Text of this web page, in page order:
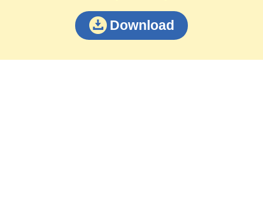
Download